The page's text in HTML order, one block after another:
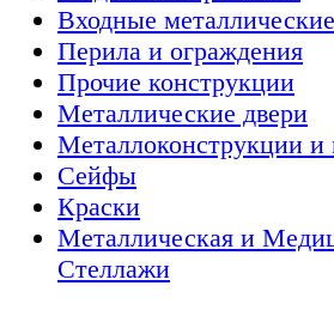
Входные
Перила и ограждения
Прочие конструкции
Металлические двери
Металлоконструкции и
Сейфы
Краски
Металлическая и
Стеллажи